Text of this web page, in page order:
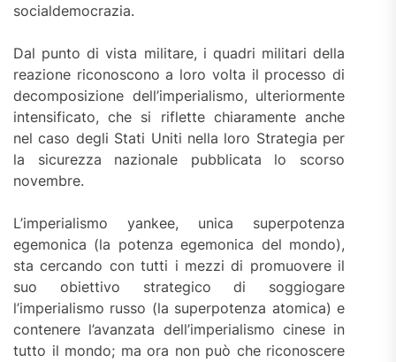
socialdemocrazia.
Dal punto di vista militare, i quadri militari della
reazione riconoscono a loro volta il processo di
decomposizione dell’imperialismo, ulteriormente
intensificato, che si riflette chiaramente anche
nel caso degli Stati Uniti nella loro Strategia per
la sicurezza nazionale pubblicata lo scorso
novembre.
L’imperialismo yankee, unica superpotenza
egemonica (la potenza egemonica del mondo),
sta cercando con tutti i mezzi di promuovere il
suo obiettivo strategico di soggiogare
l’imperialismo russo (la superpotenza atomica) e
contenere l’avanzata dell’imperialismo cinese in
tutto il mondo; ma ora non può che riconoscere